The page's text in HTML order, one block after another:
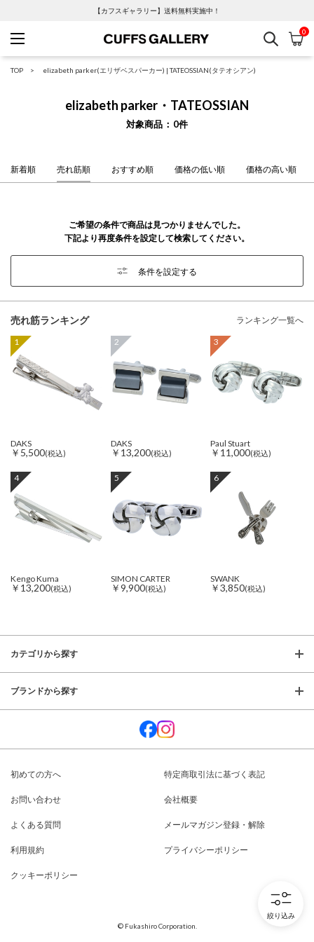
【カフスギャラリー】送料無料実施中！
Cuffs Gallery
検索 カ
0
TOP elizabeth parker(エリザベスパーカー) |TATEOSSIAN(タテオシアン)
elizabeth parker・TATEOSSIAN
対象商品 0件
新着順 売れ筋順 おすすめ順 価格の低い順 価格の高い順
ご希望の条件で商品は見つかりませんでした。
下記より再度条件を設定して検索してください。
条件を設定する
売れ筋ランキング ランキング一覧へ
1
DAKS
￥5,500(税込)
2
DAKS
￥13,200(税込)
3
Paul Stuart
￥11,000(税込)
4
Kengo Kuma
￥13,200(税込)
5
SIMON CARTER
￥9,900(税込)
6
SWANK
￥3,850(税込)
絞り込み
カテゴリから探す
ブランドから探す
初めての方へ 特定商取引法に基づく表記
お問い合わせ 会社概要
よくある質問 メールマガジン登録・解除
利用規約 プライバシーポリシー
クッキーポリシー
© Fukashiro Corporation.